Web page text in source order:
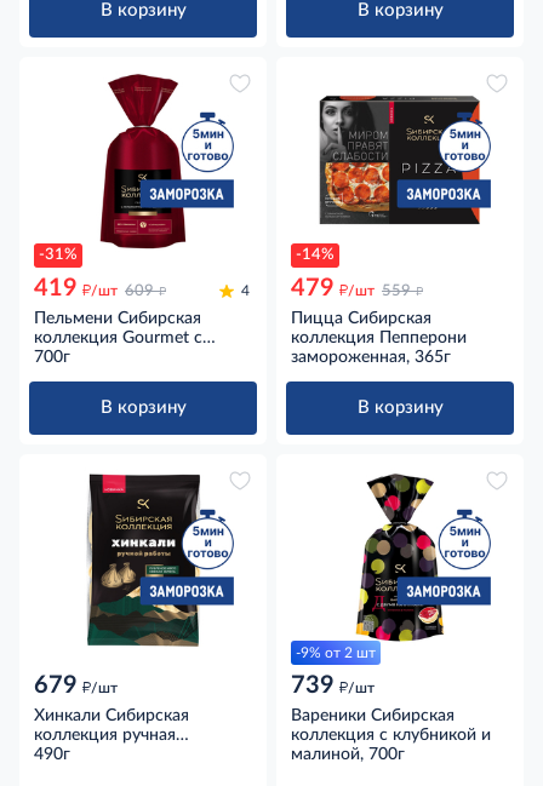
В корзину В корзину
-31%
419 д/шт 609 д 4
Пельмени Сибирская
коллекция Gourmet с
мраморной говядиной
700г
В корзину
-14%
479 д/шт 559 д
Пицца Сибирская
коллекция Пепперони
замороженная, 365г
В корзину
679 д/шт
Хинкали Сибирская
коллекция ручная
коллекция с мясом и
490г
-9% от 2 шт
739 д/шт
Вареники Сибирская
коллекция с клубникой и
малиной, 700г